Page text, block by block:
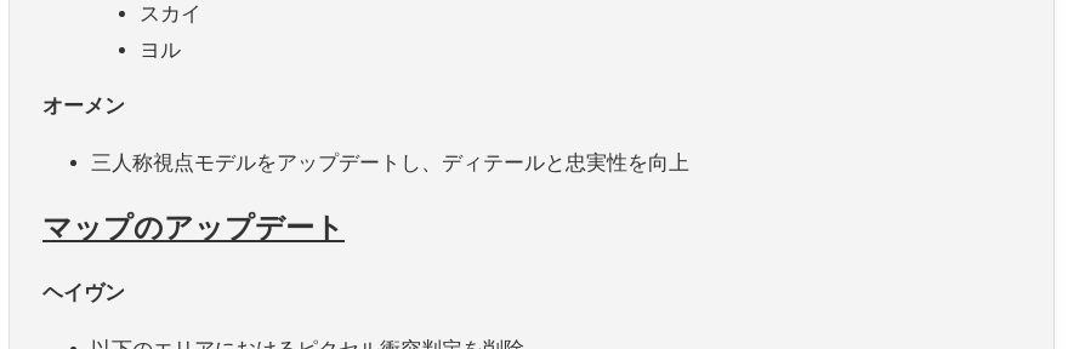
スカイ
ヨル
オーメン
三人称視点モデルをアップデートし、ディテールと忠実性を向上
マップのアップデート
ヘイヴン